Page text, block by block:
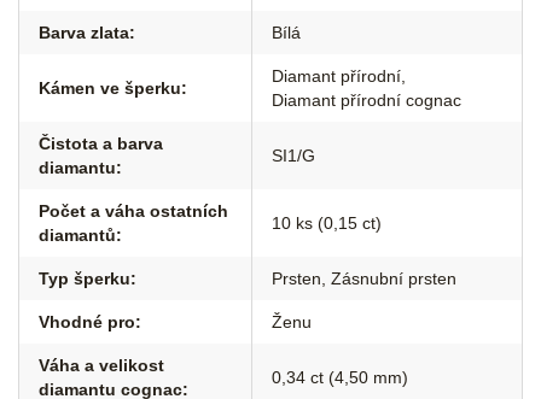
Barva zlata: Bílá
Kámen ve šperku:
Diamant přírodní
Diamant přírodní cognac
Čistota a barva
diamantu:
SI1/G
Počet a váha ostatních
diamantů:
10 ks (0,15 ct)
Typ šperku: Prsten Zásnubní prsten
Vhodné pro: Ženu
Váha a velikost
diamantu cognac:
0,34 ct (4,50 mm)